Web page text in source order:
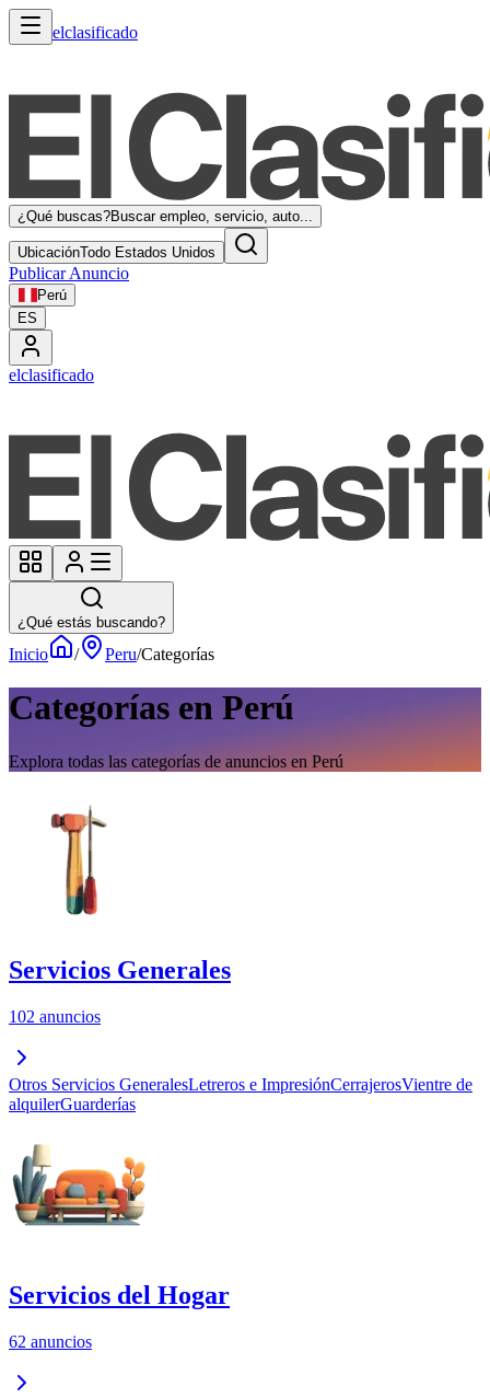
elclasificado
¿Qué buscas?Buscar empleo, servicio, auto...
UbicaciónTodo Estados Unidos
Publicar Anuncio
Perú
ES
elclasificado
¿Qué estás buscando?
Inicio / Peru/Categorías
Categorías en Perú
Explora todas las categorías de anuncios en Perú
Servicios Generales
102 anuncios
Otros Servicios GeneralesLetreros e ImpresiónCerrajerosVientre de
alquilerGuarderías
Servicios del Hogar
62 anuncios